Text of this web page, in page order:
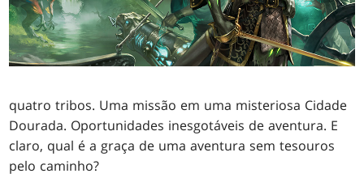
quatro tribos. Uma missão em uma misteriosa Cidade
Dourada. Oportunidades inesgotáveis de aventura. E
claro, qual é a graça de uma aventura sem tesouros
pelo caminho?